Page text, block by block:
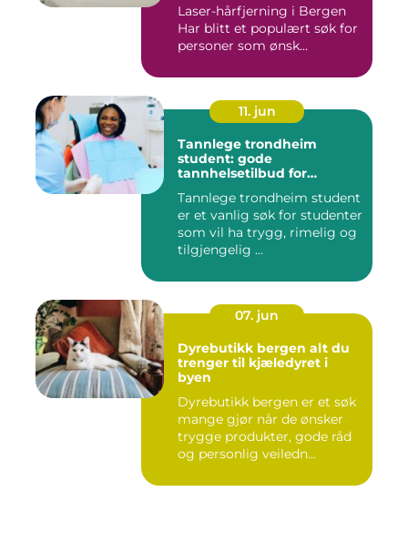
Laser-hårfjerning i Bergen
Har blitt et populært søk for
personer som ønsk...
11. jun
Tannlege trondheim
student: gode
tannhelsetilbud for
Tannlege trondheim student
er et vanlig søk for studenter
som vil ha trygg, rimelig og
tilgjengelig ...
07. jun
Dyrebutikk bergen alt du
trenger til kjæledyret i
byen
Dyrebutikk bergen er et søk
mange gjør når de ønsker
trygge produkter, gode råd
og personlig veiledn...